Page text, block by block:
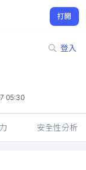
打開
登入
05:30
安全性分析